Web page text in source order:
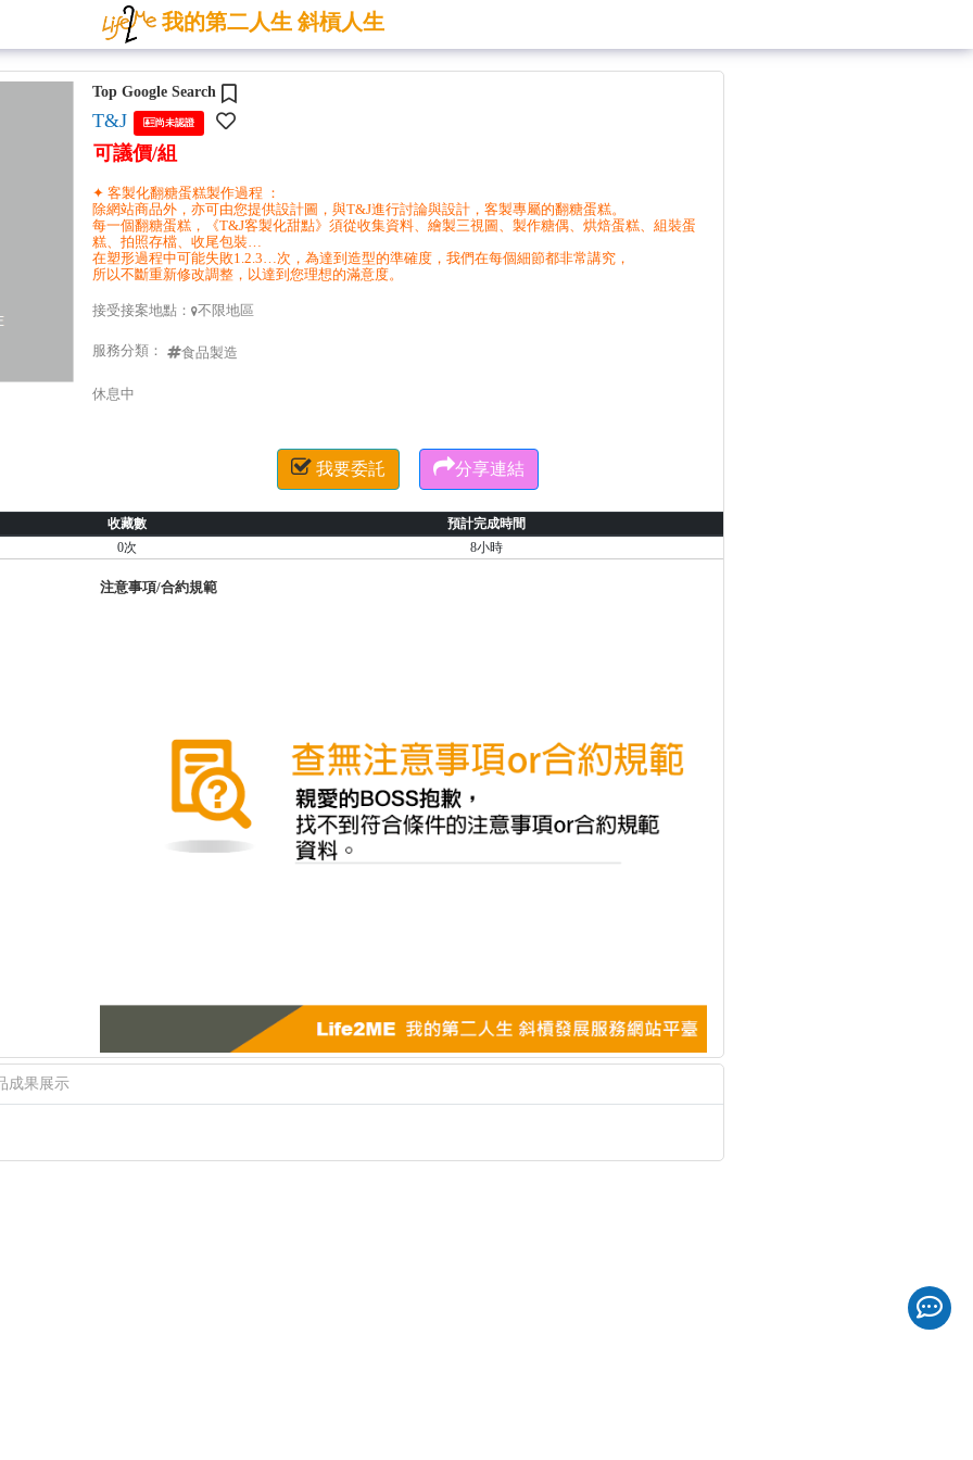
我的第二人生 斜槓人生
Top Google Search
T&J 尚未認證
可議價/組
✦ 客製化翻糖蛋糕製作過程 ：
除網站商品外，亦可由您提供設計圖，與T&J進行討論與設計，客製專屬的翻糖蛋糕。
每一個翻糖蛋糕，《T&J客製化甜點》須從收集資料、繪製三視圖、製作糖偶、烘焙蛋糕、組裝蛋
糕、拍照存檔、收尾包裝…
在塑形過程中可能失敗1.2.3…次，為達到造型的準確度，我們在每個細節都非常講究，
所以不斷重新修改調整，以達到您理想的滿意度。
接受接案地點： 不限地區
服務分類： 食品製造
休息中
 我要委託 分享連結
收藏數
預計完成時間
0次 8小時
注意事項/合約規範
成果展示